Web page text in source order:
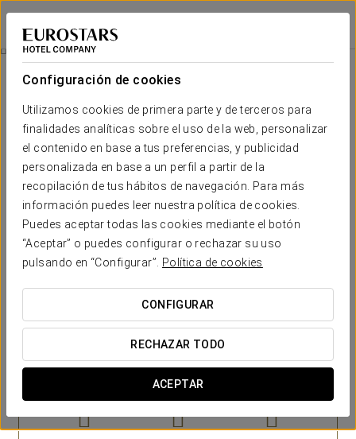
Configuración de cookies
Utilizamos cookies de primera parte y de terceros para
finalidades analíticas sobre el uso de la web, personalizar
el contenido en base a tus preferencias, y publicidad
personalizada en base a un perfil a partir de la
recopilación de tus hábitos de navegación. Para más
información puedes leer nuestra política de cookies.
Puedes aceptar todas las cookies mediante el botón
“Aceptar” o puedes configurar o rechazar su uso
pulsando en “Configurar”.
Política de cookies
CONFIGURAR
RECHAZAR TODO
ACEPTAR
Eurostars La Pleta
LLEIDA - BAQUEIRA
Habitaciones
Habitaciones
El confort y descanso que necesitas
Dormir en una de las 72 habitaciones del Eurostars La Pleta, en
Baqueira Beret, es toda una experiencia. Cada espacio ofrece
lujo a pie de pista, ideal para relajarse tras un intenso día de
esquí.
Todas las habitaciones están equipadas con las máximas
comodidades: calefacción por suelo radiante, edredones y
almohadas de plumón de ganso, y caja fuerte digital. Un
ambiente sofisticado donde el descanso se convierte en un
SERVICIOS DESTACADOS
Habitaciones